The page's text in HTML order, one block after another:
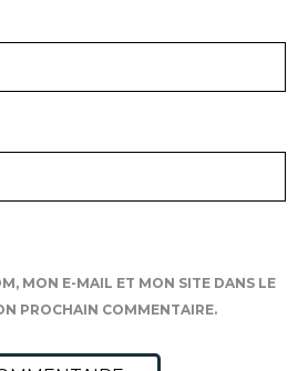
MON E-MAIL ET MON SITE DANS LE
PROCHAIN COMMENTAIRE.